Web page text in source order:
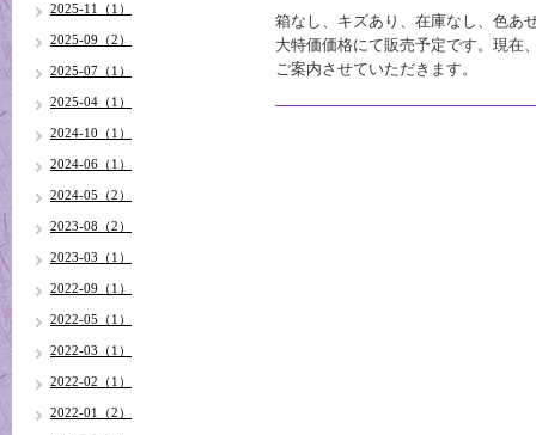
箱なし、キズあり、在庫なし、色あ
大特価価格にて販売予定です。現在
ご案内させていただきます。
2025-11（1）
2025-09（2）
2025-07（1）
2025-04（1）
2024-10（1）
2024-06（1）
2024-05（2）
2023-08（2）
2023-03（1）
2022-09（1）
2022-05（1）
2022-03（1）
2022-02（1）
2022-01（2）